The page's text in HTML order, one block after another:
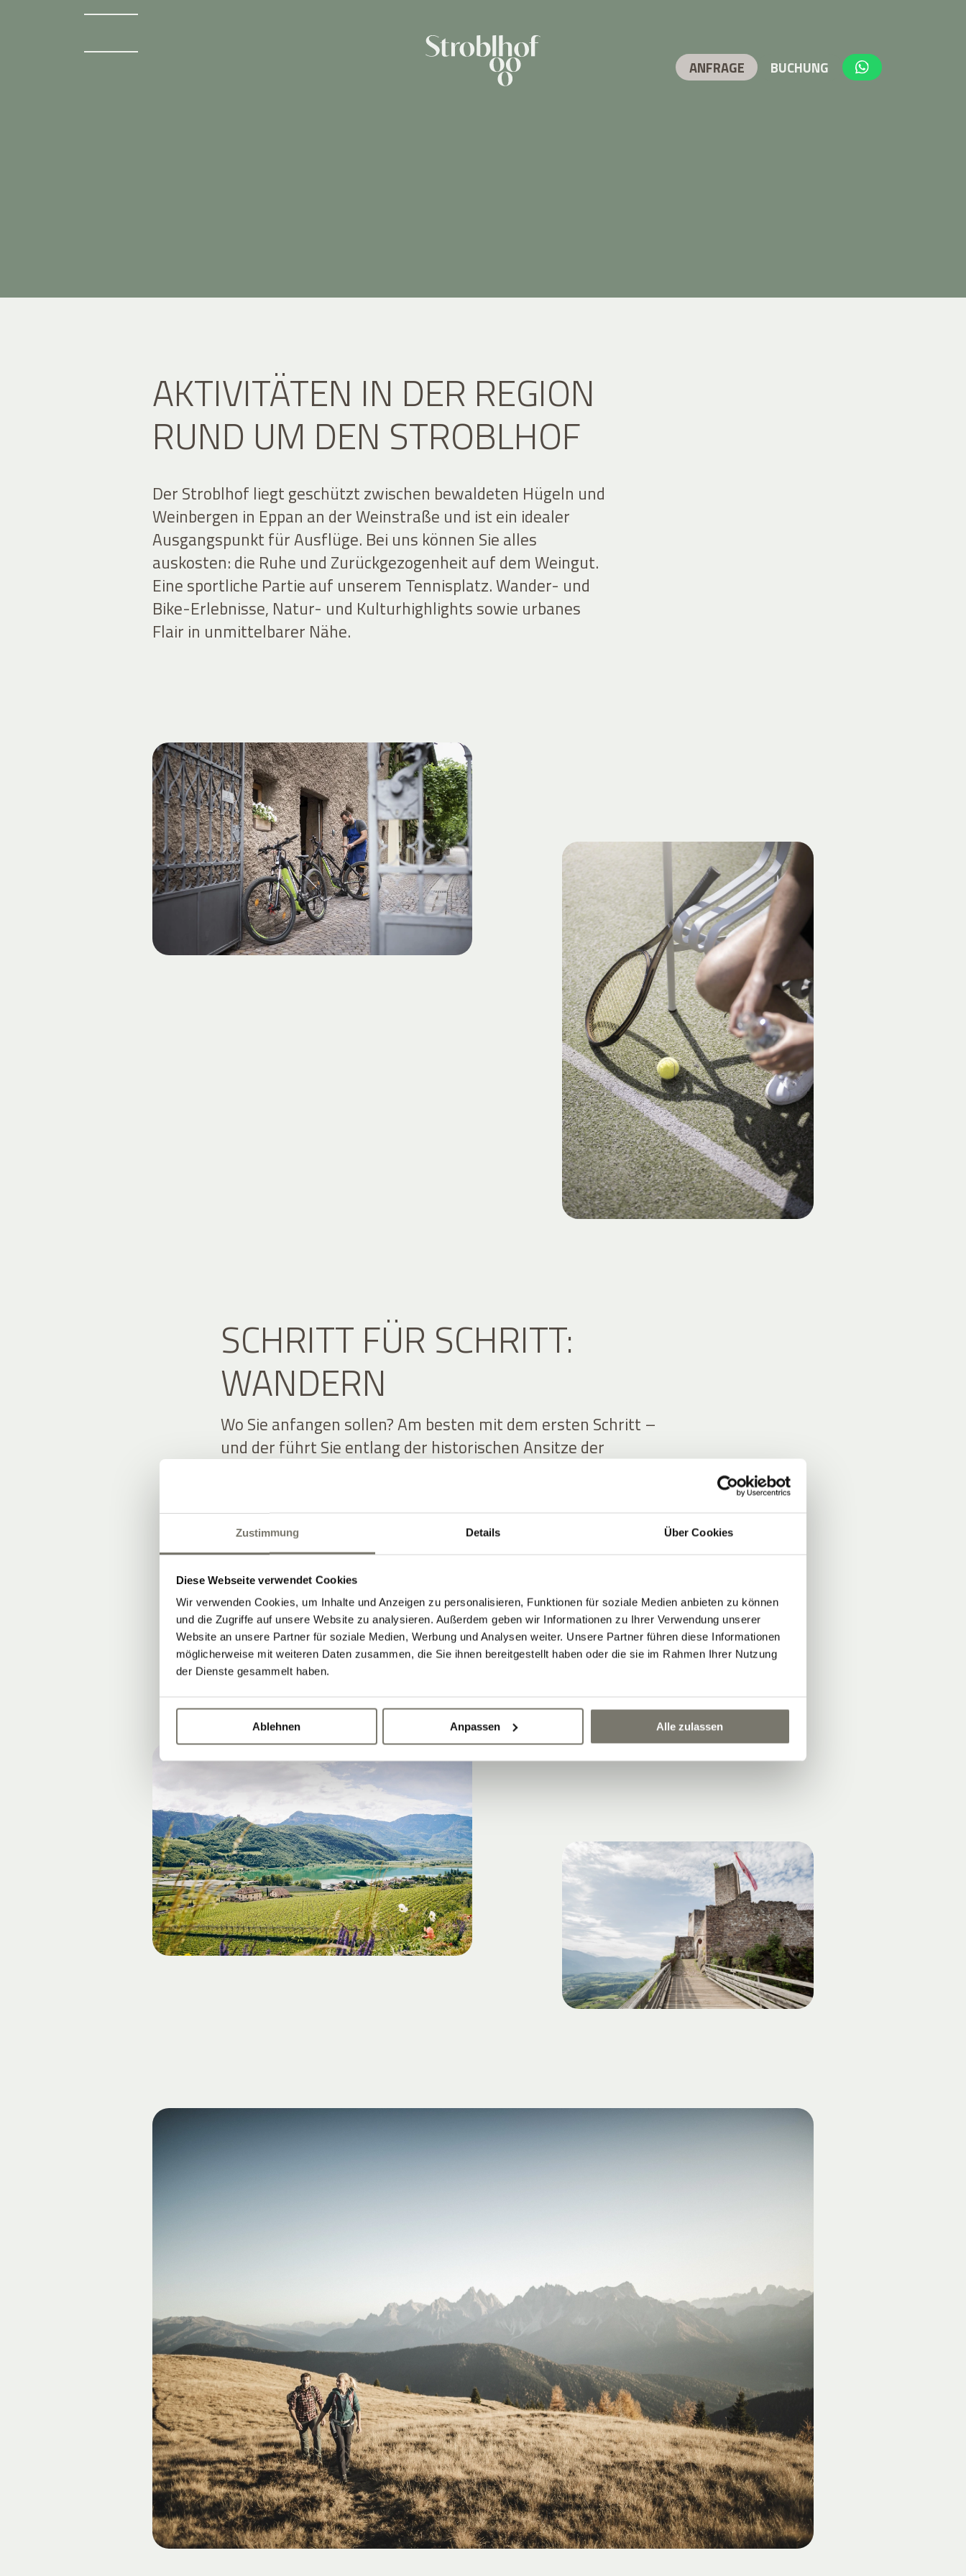
Zustimmung Details Über Cookies
Diese Webseite verwendet Cookies
Wir verwenden Cookies, um Inhalte und Anzeigen zu personalisieren, Funktionen für soziale Medien anbieten zu können
und die Zugriffe auf unsere Website zu analysieren. Außerdem geben wir Informationen zu Ihrer Verwendung unserer
Website an unsere Partner für soziale Medien, Werbung und Analysen weiter. Unsere Partner führen diese Informationen
möglicherweise mit weiteren Daten zusammen, die Sie ihnen bereitgestellt haben oder die sie im Rahmen Ihrer Nutzung
der Dienste gesammelt haben.
Ablehnen Anpassen Alle zulassen
AKTIVITÄTEN IN DER REGION
RUND UM DEN STROBLHOF
Der Stroblhof liegt geschützt zwischen bewaldeten Hügeln und
Weinbergen in Eppan an der Weinstraße und ist ein idealer
Ausgangspunkt für Ausflüge. Bei uns können Sie alles
auskosten: die Ruhe und Zurückgezogenheit auf dem Weingut.
Eine sportliche Partie auf unserem Tennisplatz. Wander- und
Bike-Erlebnisse, Natur- und Kulturhighlights sowie urbanes
Flair in unmittelbarer Nähe.
SCHRITT FÜR SCHRITT:
WANDERN
Wo Sie anfangen sollen? Am besten mit dem ersten Schritt –
und der führt Sie entlang der historischen Ansitze der
Sommer führt der Weg zu den Eislöchern. Oder etwas weiter,
zur Drei-Burgen-Wanderung. Wenn Sie höher hinaus wollen,
bietet sich der Eppaner Höhenweg an – spektakuläre Aussicht
übers Tal und auf die Dolomiten inklusive. Die lassen sich für
eine anspruchsvollere Bergtour ebenfalls gut erreichen. Aber
am besten einfach mal nach Lust und Laune treiben lassen.
ANFRAGE BUCHUNG